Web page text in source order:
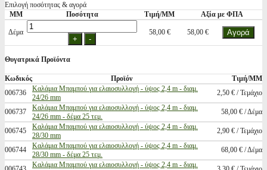
Επιλογή ποσότητας & αγορά
ΜΜ
Ποσότητα Τιμή/ΜΜ Αξία με ΦΠΑ
Δέμα 58,00 € 58,00 €
Θυγατρικά Προϊόντα
Κωδικός Προϊόν
Τιμή/ΜΜ
006736
Καλάμια Μπαμπού για ελαιοσυλλογή - ύψος 2,4 m - διαμ.
24/26 mm
2,50 € / Τεμάχιο
006737
Καλάμια Μπαμπού για ελαιοσυλλογή - ύψος 2,4 m - διαμ.
24/26 mm - δέμα 25 τεμ.
58,00 € / Δέμα
006745
Καλάμια Μπαμπού για ελαιοσυλλογή - ύψος 2,4 m - διαμ.
28/30 mm
2,90 € / Τεμάχιο
006744
Καλάμια Μπαμπού για ελαιοσυλλογή - ύψος 2,4 m - διαμ.
28/30 mm - δέμα 25 τεμ.
68,00 € / Δέμα
Καλάμια Μπαμπού για ελαιοσυλλογή - ύψος 2,4 m - διαμ.